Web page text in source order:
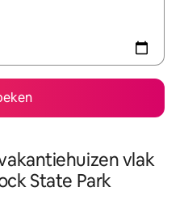
vlak
State Park